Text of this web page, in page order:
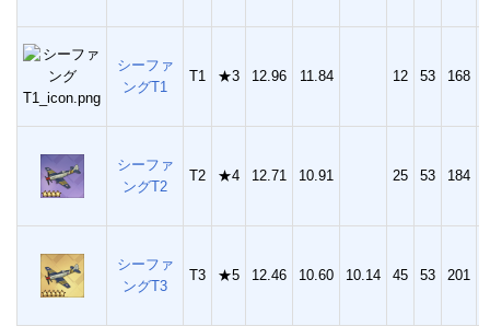
シーファ
ングT1
T1 ★3 12.96 11.84 12 53 168
シーファ
ングT2
T2 ★4 12.71 10.91 25 53 184
シーファ
ングT3
T3 ★5 12.46 10.60 10.14 45 53 201